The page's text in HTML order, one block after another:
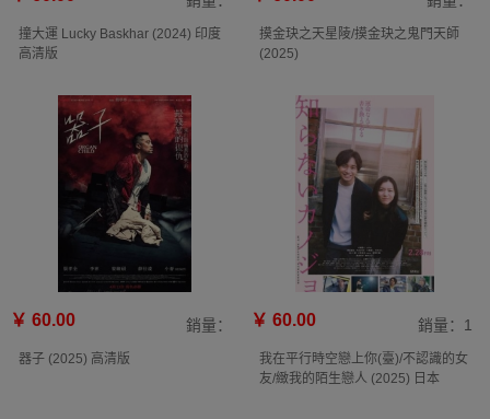
撞大運 Lucky Baskhar (2024) 印度
高清版
摸金玦之天星陵/摸金玦之鬼門天師
(2025)
￥ 60.00 銷量：
器子 (2025) 高清版
￥ 60.00 銷量：1
我在平行時空戀上你(臺)/不認識的女
友/緻我的陌生戀人 (2025) 日本